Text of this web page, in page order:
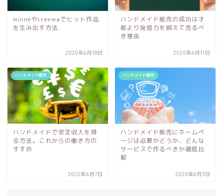
minneやcreemaでヒット作品
を生み出す方法
2020年6月18日
ハンドメイド販売の成功は才
能より発信力を鍛えて売るべ
き理由
2020年6月11日
ハンドメイド販売
ハンドメイドで安定収入を得
る方法。これからの働き方の
すすめ
2020年6月7日
ハンドメイド販売
ハンドメイド販売にホームペ
ージは必要かどうか、どんな
サービスで作るべきか徹底比
較
2020年6月3日